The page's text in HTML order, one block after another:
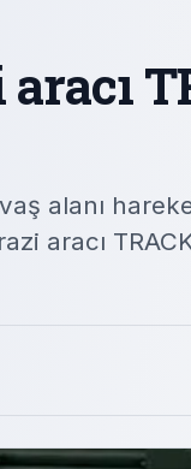
alanı
aracı